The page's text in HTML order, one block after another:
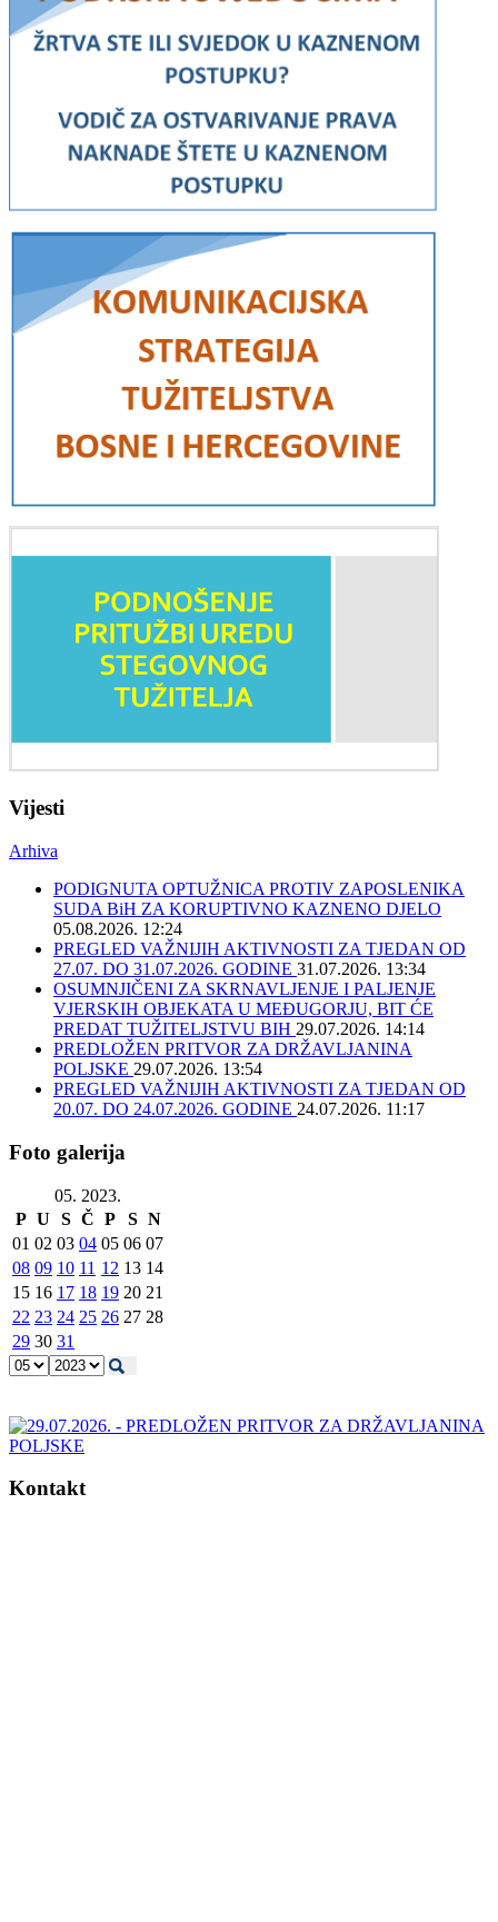
Vijesti
Arhiva
PODIGNUTA OPTUŽNICA PROTIV ZAPOSLENIKA
SUDA BiH ZA KORUPTIVNO KAZNENO DJELO
05.08.2026. 12:24
PREGLED VAŽNIJIH AKTIVNOSTI ZA TJEDAN OD
27.07. DO 31.07.2026. GODINE 31.07.2026. 13:34
OSUMNJIČENI ZA SKRNAVLJENJE I PALJENJE
VJERSKIH OBJEKATA U MEĐUGORJU, BIT ĆE
PREDAT TUŽITELJSTVU BIH 29.07.2026. 14:14
PREDLOŽEN PRITVOR ZA DRŽAVLJANINA
POLJSKE 29.07.2026. 13:54
PREGLED VAŽNIJIH AKTIVNOSTI ZA TJEDAN OD
20.07. DO 24.07.2026. GODINE 24.07.2026. 11:17
Foto galerija
05. 2023.
P U S Č P S N
01 02 03 04 05 06 07
08 09 10 11 12 13 14
15 16 17 18 19 20 21
22 23 24 25 26 27 28
29 30 31
Kontakt